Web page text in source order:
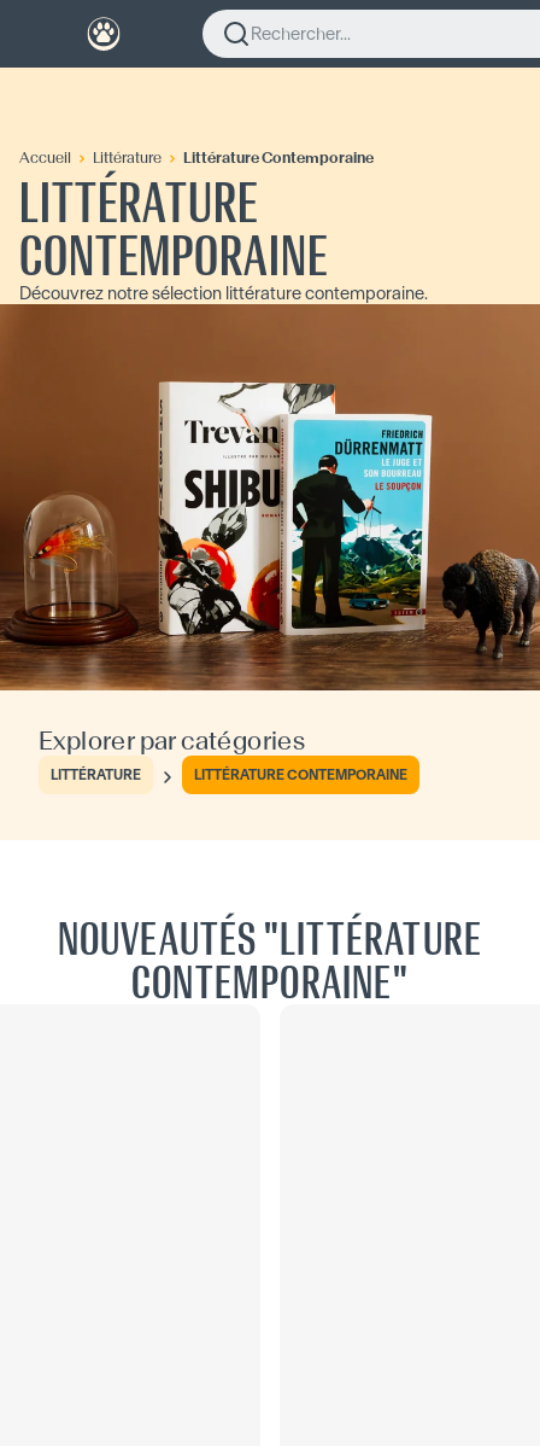
Rechercher...
Accueil Littérature Littérature Contemporaine
LITTÉRATURE
CONTEMPORAINE
Découvrez notre sélection littérature contemporaine.
Explorer par catégories
LITTÉRATURE LITTÉRATURE CONTEMPORAINE
NOUVEAUTÉS "LITTÉRATURE
CONTEMPORAINE"